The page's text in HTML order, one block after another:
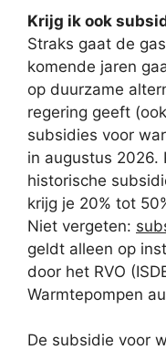
Krijg ik ook
Straks gaat de
komende jaren
op duurzame
regering geeft
subsidies voor
in augustus 2026.
historische
krijg je 20% tot
Niet vergeten:
geldt alleen op
door het RVO
Warmtepompen
De subsidie voor